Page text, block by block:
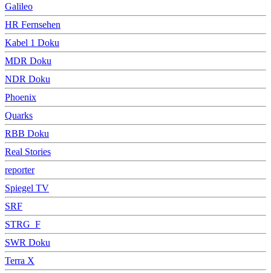
Galileo
HR Fernsehen
Kabel 1 Doku
MDR Doku
NDR Doku
Phoenix
Quarks
RBB Doku
Real Stories
reporter
Spiegel TV
SRF
STRG_F
SWR Doku
Terra X